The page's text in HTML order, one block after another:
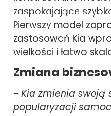
zaspokajające
Pierwszy model
zastosowań Kia
wielkości i łatwo
Zmiana
– Kia zmienia swoją
popularyzacji